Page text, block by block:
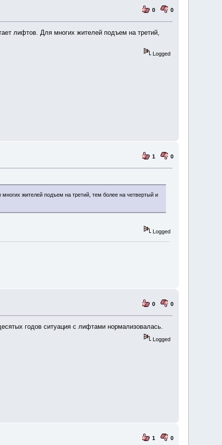
0 0
лифтов. Для многих жителей подъем на третий,
Logged
1 0
жителей подъем на третий, тем более на четвертый и
Logged
0 0
годов ситуация с лифтами нормализовалась.
Logged
1 0